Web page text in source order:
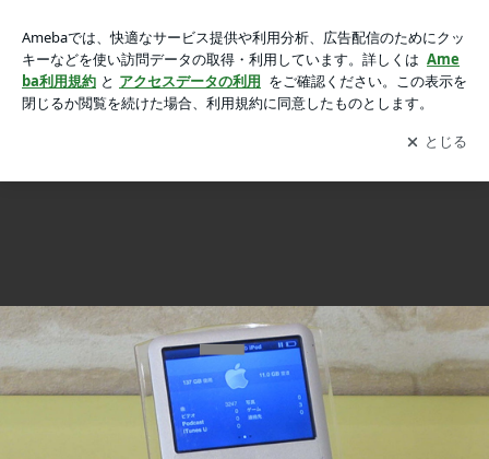
もクイック名古屋の画像 2枚中2枚目
iPod classicの256GBへSSD化修理にご来店！アイポッド修理もクイック名古屋